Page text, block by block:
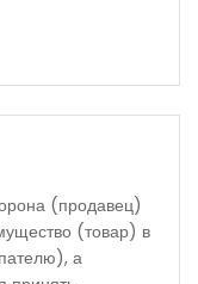
(продавец)
(товар) в
а